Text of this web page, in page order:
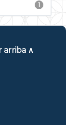
1
arriba ∧